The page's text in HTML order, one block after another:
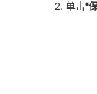
单击“